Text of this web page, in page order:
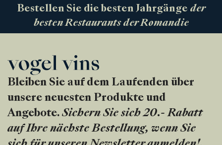
Bestellen Sie die besten Jahrgänge der
besten Restaurants der Romandie
Bleiben Sie auf dem Laufenden über
unsere neuesten Produkte und
Angebote. Sichern Sie sich 20.- Rabatt
auf Ihre nächste Bestellung, wenn Sie